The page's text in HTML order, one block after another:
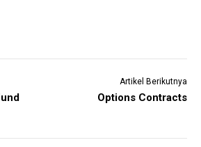
Artikel Berikutnya
Options Contracts